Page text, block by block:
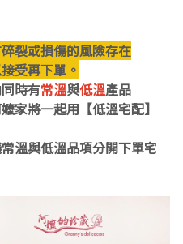
裂或損傷的風險存在
受再下單。
時有常溫與低溫產品
家將一起用【低溫宅配】
溫與低溫品項分開下單宅